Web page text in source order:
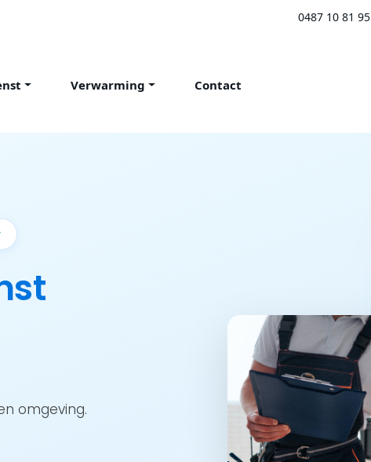
0487 10 81 95
Verwarming Contact
omgeving.